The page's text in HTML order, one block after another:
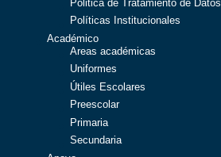
Politica de Tratamiento de Datos
Políticas Institucionales
Académico
Areas académicas
Uniformes
Útiles Escolares
Preescolar
Primaria
Secundaria